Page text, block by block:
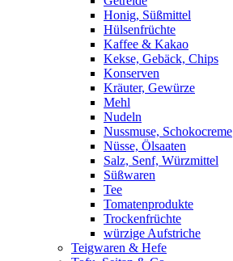
Honig, Süßmittel
Hülsenfrüchte
Kaffee & Kakao
Kekse, Gebäck, Chips
Konserven
Kräuter, Gewürze
Mehl
Nudeln
Nussmuse, Schokocreme
Nüsse, Ölsaaten
Salz, Senf, Würzmittel
Süßwaren
Tee
Tomatenprodukte
Trockenfrüchte
würzige Aufstriche
Teigwaren & Hefe